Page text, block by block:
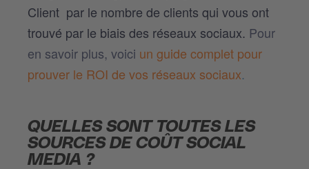
Client par le nombre de clients qui vous ont
trouvé par le biais des réseaux sociaux. Pour
en savoir plus, voici un guide complet pour
prouver le ROI de vos réseaux sociaux.
QUELLES SONT TOUTES LES
SOURCES DE COÛT SOCIAL
MEDIA ?